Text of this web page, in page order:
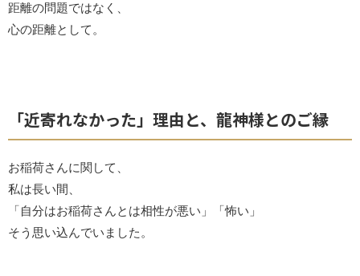
距離の問題ではなく、
心の距離として。
「近寄れなかった」理由と、龍神様とのご縁
お稲荷さんに関して、
私は長い間、
「自分はお稲荷さんとは相性が悪い」「怖い」
そう思い込んでいました。